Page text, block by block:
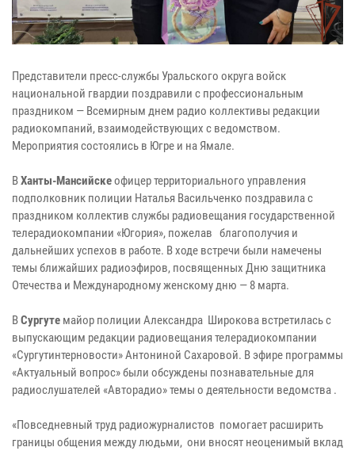
Представители пресс-службы Уральского округа войск
национальной гвардии поздравили с профессиональным
праздником — Всемирным днем радио коллективы редакции
радиокомпаний, взаимодействующих с ведомством.
Мероприятия состоялись в Югре и на Ямале.
ВХанты-Мансийскеофицер территориального управления
подполковник полиции Наталья Васильченко поздравила с
праздником коллектив службы радиовещания государственной
телерадиокомпании «Югория», пожелав благополучия и
дальнейших успехов в работе. В ходе встречи были намечены
темы ближайших радиоэфиров, посвященных Дню защитника
Отечества и Международному женскому дню — 8 марта.
ВСургуте майор полиции Александра Широкова встретилась с
выпускающим редакции радиовещания телерадиокомпании
«Сургутинтерновости» Антониной Сахаровой. В эфире программы
«Актуальный вопрос» были обсуждены познавательные для
радиослушателей «Авторадио» темы о деятельности ведомства .
«Повседневный труд радиожурналистов помогает расширить
границы общения между людьми, они вносят неоценимый вклад